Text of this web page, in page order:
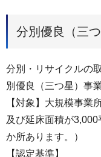
分別優良（三
分別・リサイクルの
別優良（三つ星）事
【対象】大規模事業
及び延床面積が
か所あります。）
【認定基準】